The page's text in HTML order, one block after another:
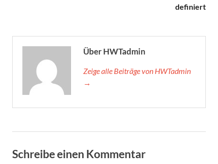
definiert
Über HWTadmin
Zeige alle Beiträge von HWTadmin
→
Schreibe einen Kommentar